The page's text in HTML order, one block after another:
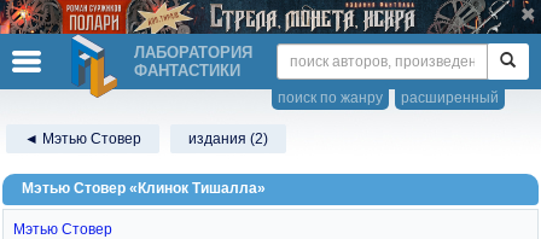
ЛАБОРАТОРИЯ
ФАНТАСТИКИ
расширенный
поиск по жанру
◄ Мэтью Стовер издания (2)
Мэтью Стовер «Клинок Тишалла»
Мэтью Стовер